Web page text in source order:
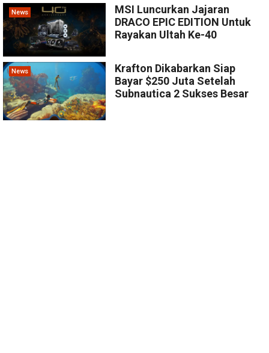
News
MSI Luncurkan Jajaran
DRACO EPIC EDITION Untuk
Rayakan Ultah Ke-40
News
Krafton Dikabarkan Siap
Bayar $250 Juta Setelah
Subnautica 2 Sukses Besar